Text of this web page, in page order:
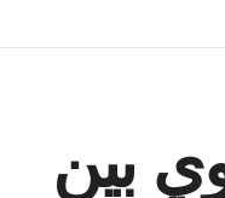
بين